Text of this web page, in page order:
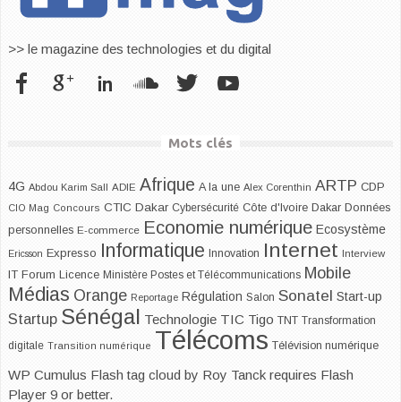
>> le magazine des technologies et du digital
Mots clés
4G Abdou Karim Sall ADIE Afrique A la une Alex Corenthin ARTP CDP
CIO Mag Concours CTIC Dakar Cybersécurité Côte d'Ivoire Dakar Données
personnelles E-commerce Economie numérique Ecosystème
Ericsson Expresso Informatique Innovation Internet Interview
IT Forum Licence Ministère Postes et Télécommunications Mobile
Médias Orange Reportage Régulation Salon Sonatel Start-up
Startup Sénégal Technologie TIC Tigo TNT Transformation
digitale Transition numérique Télécoms Télévision numérique
WP Cumulus Flash tag cloud by Roy Tanck requires Flash
Player 9 or better.